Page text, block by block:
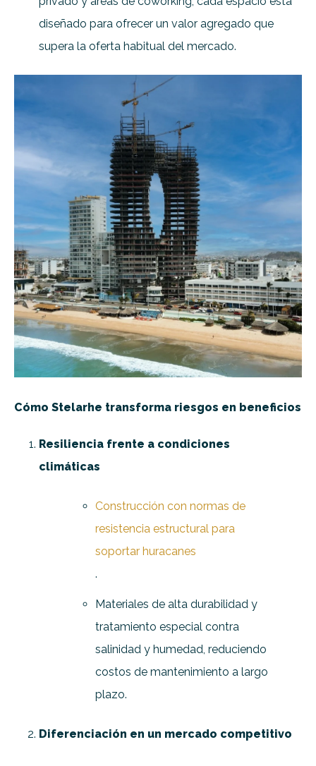
diseñado para ofrecer un valor agregado que
supera la oferta habitual del mercado.
Cómo Stelarhe transforma riesgos en beneficios
Resiliencia frente a condiciones
climáticas
Construcción con normas de
resistencia estructural para
soportar huracanes
.
Materiales de alta durabilidad y
tratamiento especial contra
salinidad y humedad, reduciendo
costos de mantenimiento a largo
plazo.
Diferenciación en un mercado competitivo